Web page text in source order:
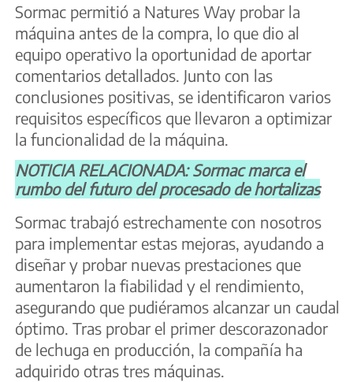
Sormac permitió a Natures Way probar la
máquina antes de la compra, lo que dio al
equipo operativo la oportunidad de aportar
comentarios detallados. Junto con las
conclusiones positivas, se identificaron varios
requisitos específicos que llevaron a optimizar
la funcionalidad de la máquina.
NOTICIA RELACIONADA: Sormac marca el
rumbo del futuro del procesado de hortalizas
Sormac trabajó estrechamente con nosotros
para implementar estas mejoras, ayudando a
diseñar y probar nuevas prestaciones que
aumentaron la fiabilidad y el rendimiento,
asegurando que pudiéramos alcanzar un caudal
óptimo. Tras probar el primer descorazonador
de lechuga en producción, la compañía ha
adquirido otras tres máquinas.